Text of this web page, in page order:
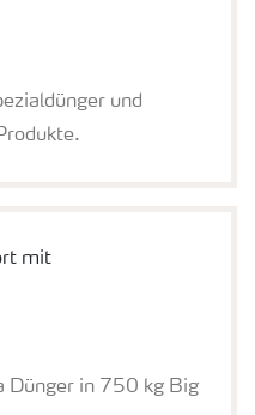
und
Dünger in 750 kg Big